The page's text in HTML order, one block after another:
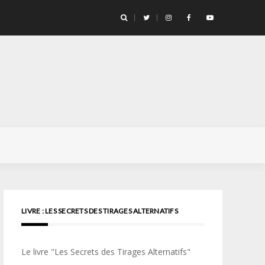
LIVRE : LES SECRETS DES TIRAGES ALTERNATIFS
Le livre "Les Secrets des Tirages Alternatifs"